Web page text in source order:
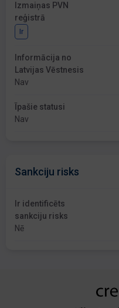
Izmaiņas PVN
reģistrā
Ir
Informācija no
Latvijas Vēstnesis
Nav
Īpašie statusi
Nav
Sankciju risks
Ir identificēts
sankciju risks
Nē